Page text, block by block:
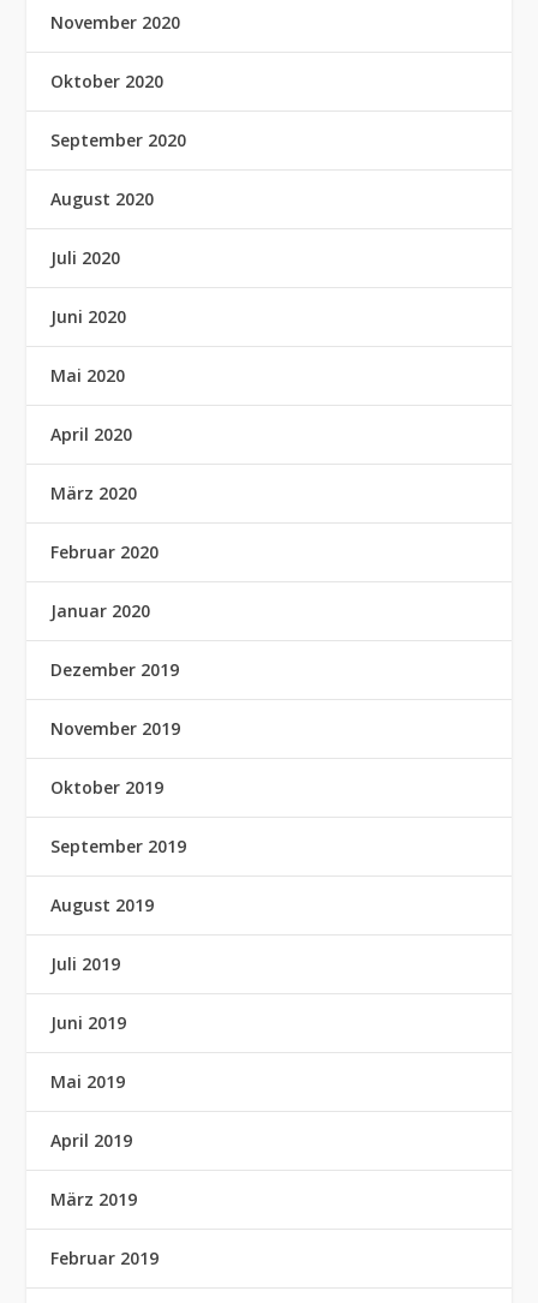
November 2020
Oktober 2020
September 2020
August 2020
Juli 2020
Juni 2020
Mai 2020
April 2020
März 2020
Februar 2020
Januar 2020
Dezember 2019
November 2019
Oktober 2019
September 2019
August 2019
Juli 2019
Juni 2019
Mai 2019
April 2019
März 2019
Februar 2019